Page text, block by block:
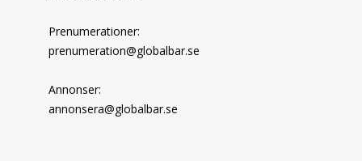
Prenumerationer:
prenumeration@globalbar.se
Annonser:
annonsera@globalbar.se